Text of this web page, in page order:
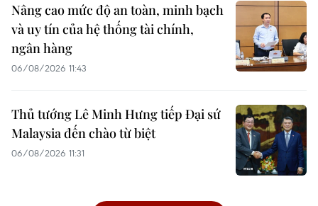
Nâng cao mức độ an toàn, minh bạch
và uy tín của hệ thống tài chính,
ngân hàng
06/08/2026 11:43
Thủ tướng Lê Minh Hưng tiếp Đại sứ
Malaysia đến chào từ biệt
06/08/2026 11:31